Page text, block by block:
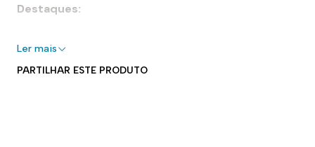
Destaques:
- Elástico para um ajuste seguro e adaptável
Ler mais
PARTILHAR ESTE PRODUTO